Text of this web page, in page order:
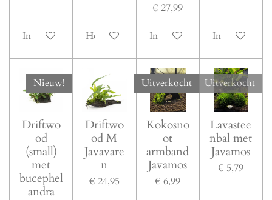
In winkelwagenHoud mij op de hoogte
€ 27,99
In winkelwagenIn
Nieuw!
Driftwo
od
(small)
met
bucephel
andra
Driftwo
od M
Javavare
n
€ 24,95
Uitverkocht
Kokosno
ot
armband
Javamos
€ 6,99
Uitverkocht
Lavastee
nbal met
Javamos
€ 5,79